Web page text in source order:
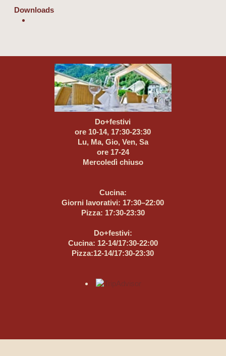
Downloads
Do+festivi
ore 10-14, 17:30-23:30
Lu, Ma, Gio, Ven, Sa
ore 17-24
Mercoledì chiuso
Cucina:
Giorni lavorativi: 17:30–22:00
Pizza: 17:30-23:30
Do+festivi:
Cucina: 12-14/17:30-22:00
Pizza:12-14/17:30-23:30